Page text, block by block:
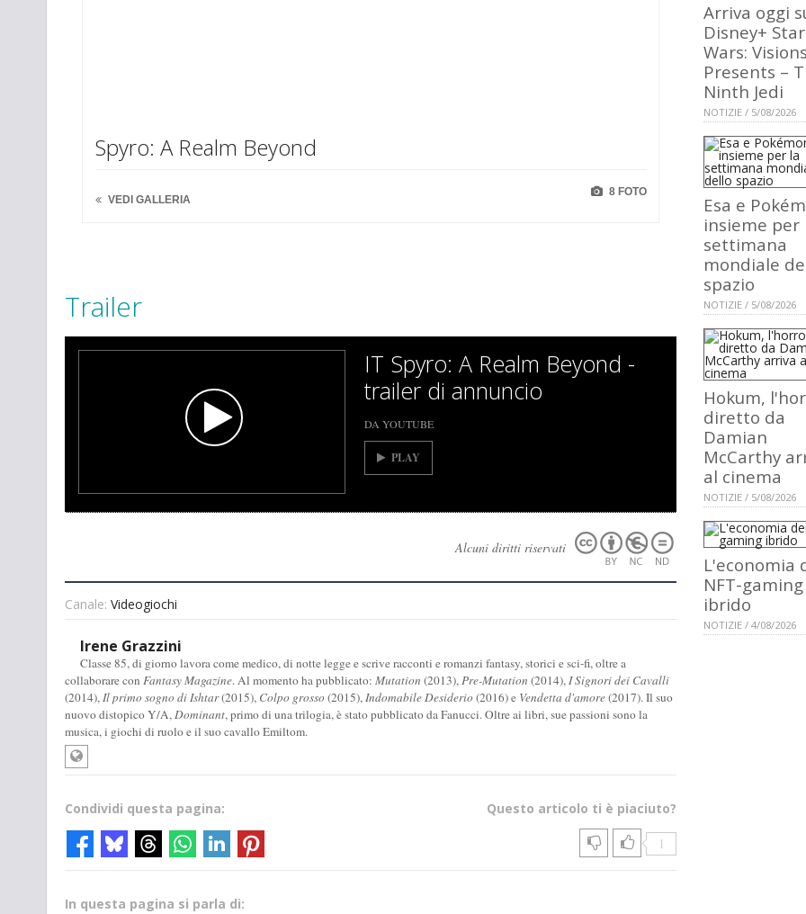
Spyro: A Realm Beyond
VEDI GALLERIA
8 FOTO
Trailer
IT Spyro: A Realm Beyond -
trailer di annuncio
DA YOUTUBE
PLAY
Alcuni diritti riservati
Canale: Videogiochi
Irene Grazzini
Classe 85, di giorno lavora come medico, di notte legge e scrive racconti e romanzi fantasy, storici e sci-fi, oltre a
collaborare con Fantasy Magazine. Al momento ha pubblicato: Mutation (2013),Pre-Mutation (2014),I Signori dei Cavalli
(2014),Il primo sogno di Ishtar(2015), Colpo grosso (2015),Indomabile Desiderio (2016) e Vendetta d'amore(2017). Il suo
nuovo distopico Y/A,Dominant, primo di una trilogia, è stato pubblicato da Fanucci. Oltre ai libri, sue passioni sono la
musica, i giochi di ruolo e il suo cavallo Emiltom.
Questo articolo ti è piaciuto?
1
Condividi questa pagina:
In questa pagina si parla di:
Arriva oggi
Disney+ Star
Wars: Visions
Presents –
Ninth Jedi
NOTIZIE / 5/08/2026
Esa e
insieme per
settimana
mondiale
spazio
NOTIZIE / 5/08/2026
Hokum,
diretto da
Damian
McCarthy
al cinema
NOTIZIE / 5/08/2026
L'economia
NFT-gaming
ibrido
NOTIZIE / 4/08/2026